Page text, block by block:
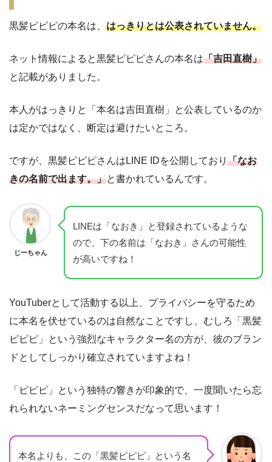
黒髪ピピピの本名は、 はっきりとは公表されていません。
ネット情報によると黒髪ピピピさんの本名は「吉田直樹」
と記載がありました。
本人がはっきりと「本名は吉田直樹」と公表しているのか
は定かではなく、断定は避けたいところ。
ですが、黒髪ピピピさんはLINE IDを公開しており 「なお
きの名前で出ます。」と書かれているんです。
じーちゃん
LINEは「なおき」と登録されているような
ので、下の名前は「なおき」さんの可能性
が高いですね！
YouTuberとして活動する以上、プライバシーを守るため
に本名を伏せているのは自然なことですし、むしろ「黒髪
ピピピ」という強烈なキャラクター名の方が、彼のブラン
ドとしてしっかり確立されていますよね！
「ピピピ」という独特の響きが印象的で、一度聞いたら忘
れられないネーミングセンスだなって思います！
本名よりも、この「黒髪ピピピ」という名